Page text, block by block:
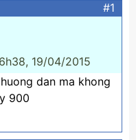
#1
19/04/2015
dan ma khong
900